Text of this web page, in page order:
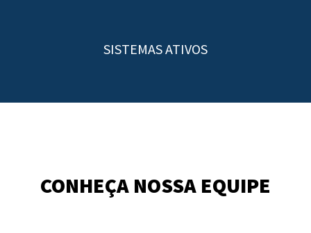
SISTEMAS ATIVOS
CONHEÇA NOSSA EQUIPE